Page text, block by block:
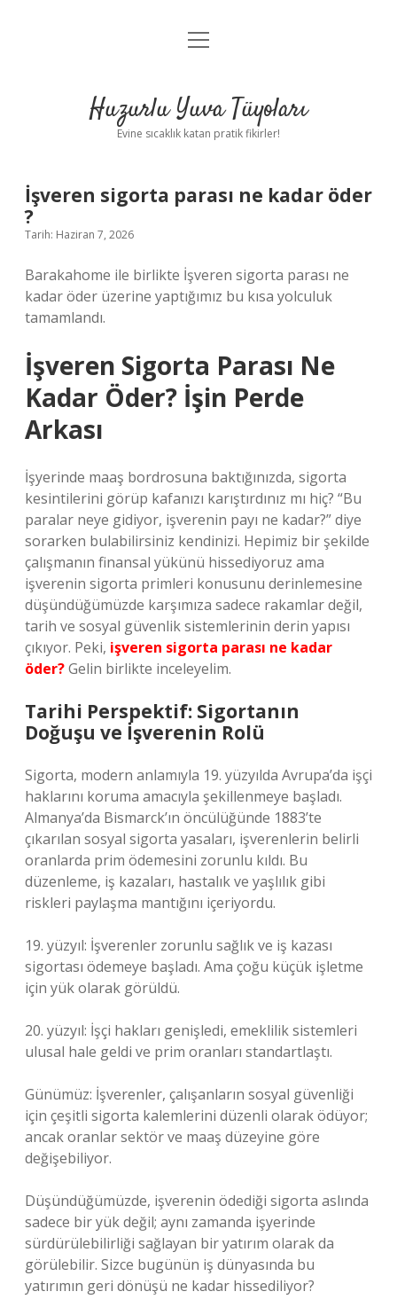
Anasayfa
Yasal Uyarı
menüyü
Huzurlu Yuva Tüyoları
Evine sıcaklık katan pratik fikirler!
İşveren sigorta parası ne kadar öder
?
Tarih: Haziran 7, 2026
Barakahome ile birlikte İşveren sigorta parası ne
kadar öder üzerine yaptığımız bu kısa yolculuk
tamamlandı.
İşveren Sigorta Parası Ne
Kadar Öder? İşin Perde
Arkası
İşyerinde maaş bordrosuna baktığınızda, sigorta
kesintilerini görüp kafanızı karıştırdınız mı hiç? “Bu
paralar neye gidiyor, işverenin payı ne kadar?” diye
sorarken bulabilirsiniz kendinizi. Hepimiz bir şekilde
çalışmanın finansal yükünü hissediyoruz ama
işverenin sigorta primleri konusunu derinlemesine
düşündüğümüzde karşımıza sadece rakamlar değil,
tarih ve sosyal güvenlik sistemlerinin derin yapısı
çıkıyor. Peki, işveren sigorta parası ne kadar
öder?Gelin birlikte inceleyelim.
Tarihi Perspektif: Sigortanın
Doğuşu ve İşverenin Rolü
Sigorta, modern anlamıyla 19. yüzyılda Avrupa’da işçi
haklarını koruma amacıyla şekillenmeye başladı.
Almanya’da Bismarck’ın öncülüğünde 1883’te
çıkarılan sosyal sigorta yasaları, işverenlerin belirli
oranlarda prim ödemesini zorunlu kıldı. Bu
düzenleme, iş kazaları, hastalık ve yaşlılık gibi
riskleri paylaşma mantığını içeriyordu.
19. yüzyıl: İşverenler zorunlu sağlık ve iş kazası
sigortası ödemeye başladı. Ama çoğu küçük işletme
için yük olarak görüldü.
20. yüzyıl: İşçi hakları genişledi, emeklilik sistemleri
ulusal hale geldi ve prim oranları standartlaştı.
Günümüz: İşverenler, çalışanların sosyal güvenliği
için çeşitli sigorta kalemlerini düzenli olarak ödüyor;
ancak oranlar sektör ve maaş düzeyine göre
değişebiliyor.
Düşündüğümüzde, işverenin ödediği sigorta aslında
sadece bir yük değil; aynı zamanda işyerinde
sürdürülebilirliği sağlayan bir yatırım olarak da
görülebilir. Sizce bugünün iş dünyasında bu
yatırımın geri dönüşü ne kadar hissediliyor?